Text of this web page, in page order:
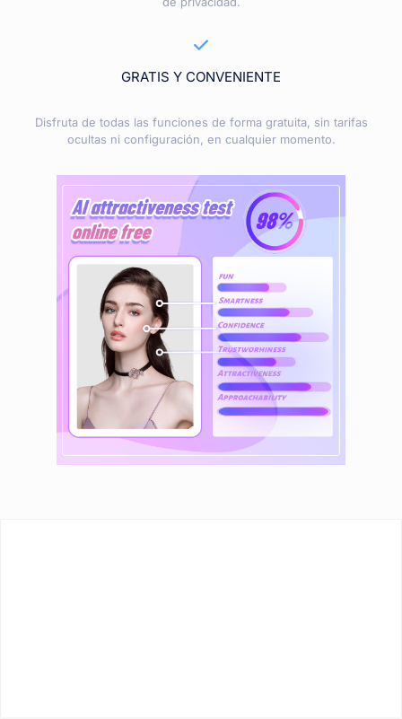
GRATIS Y CONVENIENTE
Disfruta de todas las funciones de forma gratuita, sin tarifas
ocultas ni configuración, en cualquier momento.